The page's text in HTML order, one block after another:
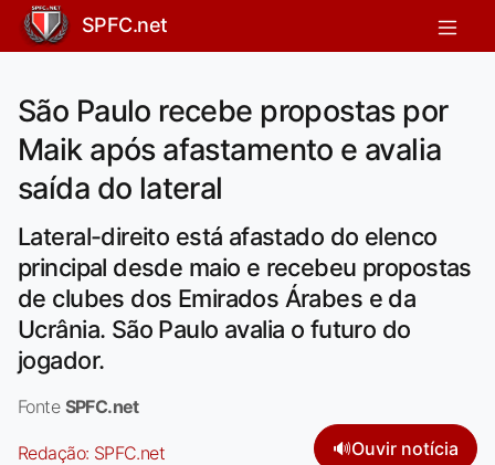
SPFC.net
São Paulo recebe propostas por
Maik após afastamento e avalia
saída do lateral
Lateral-direito está afastado do elenco
principal desde maio e recebeu propostas
de clubes dos Emirados Árabes e da
Ucrânia. São Paulo avalia o futuro do
jogador.
Fonte SPFC.net
Redação: SPFC.net 🔊Ouvir notícia